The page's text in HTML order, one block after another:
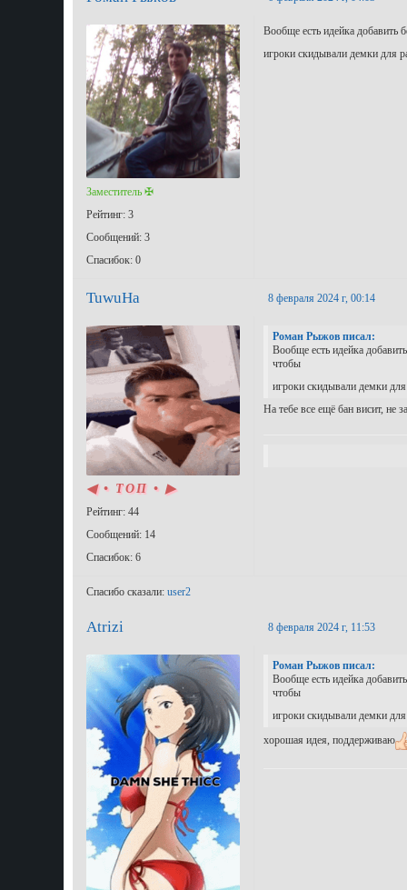
Заместитель ✠
Рейтинг: 3
Сообщений: 3
Спасибок: 0
Вообще есть идейка добавить
игроки скидывали демки для
TuwuHa 8 февраля 2024 г, 00:14
◀ • ТОП • ▶
Рейтинг: 44
Сообщений: 14
Спасибок: 6
Роман Рыжов писал:
Вообще есть идейка
чтобы
игроки скидывали демки для
На тебе все ещё бан висит, не
Спасибо сказали: user2
Atrizi 8 февраля 2024 г, 11:53
Роман Рыжов писал:
Вообще есть идейка
чтобы
игроки скидывали демки для
хорошая идея, поддерживаю